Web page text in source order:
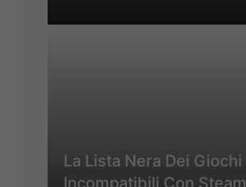
La Lista Nera Dei Giochi
Incompatibili Con Steam